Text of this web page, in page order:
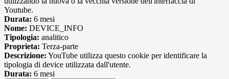
Youtube.
Durata: 6 mesi
Nome: DEVICE_INFO
Tipologia: analitico
Proprieta: Terza-parte
Descrizione: YouTube utilizza questo cookie per identificare la
tipologia di device utilizzata dall'utente.
Durata: 6 mesi